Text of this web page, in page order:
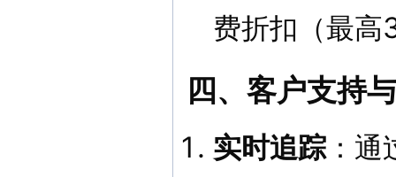
费折扣（最高
四、客户支持
实时追踪：通